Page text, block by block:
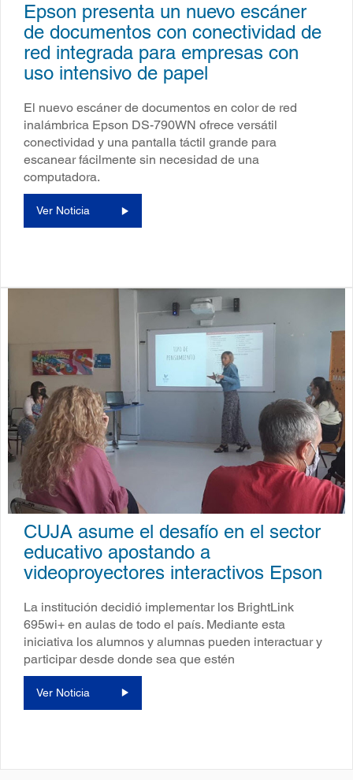
Epson presenta un nuevo escáner
de documentos con conectividad de
red integrada para empresas con
uso intensivo de papel
El nuevo escáner de documentos en color de red
inalámbrica Epson DS-790WN ofrece versátil
conectividad y una pantalla táctil grande para
escanear fácilmente sin necesidad de una
computadora.
Ver Noticia
CUJA asume el desafío en el sector
educativo apostando a
videoproyectores interactivos Epson
La institución decidió implementar los BrightLink
695wi+ en aulas de todo el país. Mediante esta
iniciativa los alumnos y alumnas pueden interactuar y
participar desde donde sea que estén
Ver Noticia